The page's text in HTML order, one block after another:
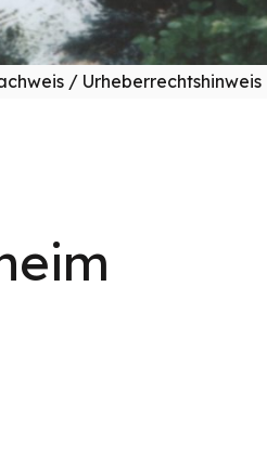
/ Urheberrechtshinweis